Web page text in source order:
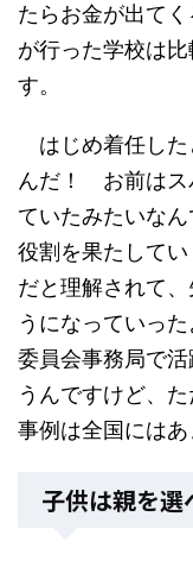
たらお金が出て
が行った学校は
す。
はじめ着任した
んだ！ お前はス
ていたみたいな
役割を果たして
だと理解されて
うになっていっ
委員会事務局で
うんですけど、
事例は全国にはあ
子供は親を選